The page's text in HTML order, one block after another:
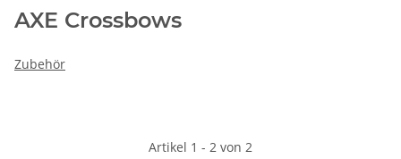
AXE Crossbows
Zubehör
Artikel 1 - 2 von 2